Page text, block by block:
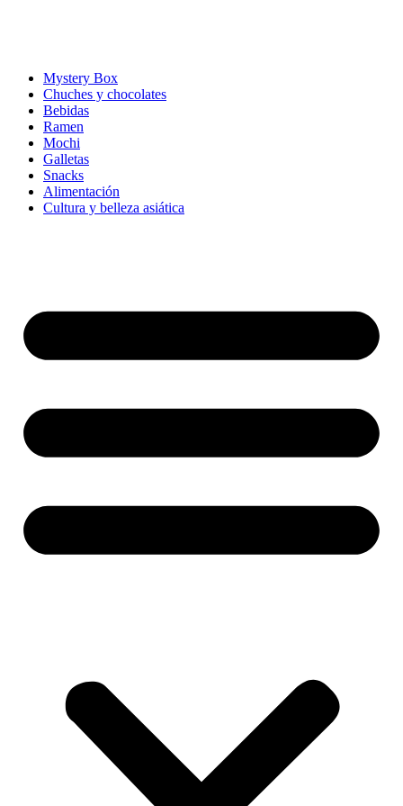
Mystery Box
Chuches y chocolates
Bebidas
Ramen
Mochi
Galletas
Snacks
Alimentación
Cultura y belleza asiática